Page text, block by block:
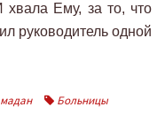
хвала Ему, за то, что
руководитель одной
Больницы